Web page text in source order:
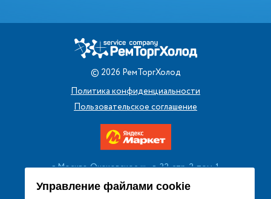
Управление файлами cookie
© 2026 РемТоргХолод
Политика конфиденциальности
Пользовательское соглашение
г. Москва, Очаковское ш., д. 32, стр. 2, пом. 1
+7 (495) 256 08 13